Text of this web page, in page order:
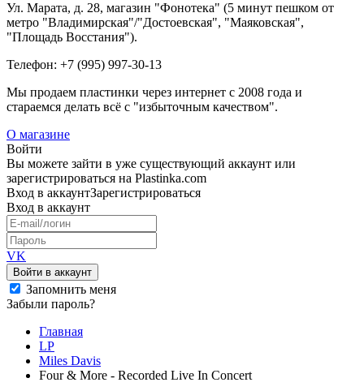
Ул. Марата, д. 28, магазин "Фонотека" (5 минут пешком от
метро "Владимирская"/"Достоевская", "Маяковская",
"Площадь Восстания").
Телефон: +7 (995) 997-30-13
Мы продаем пластинки через интернет c 2008 года и
стараемся делать всё с "избыточным качеством".
О магазине
Войти
Вы можете зайти в уже существующий аккаунт или
зарегистрироваться на Plastinka.com
Вход в аккаунтЗарегистрироваться
Вход в аккаунт
VK
Войти в аккаунт
Запомнить меня
Забыли пароль?
Главная
LP
Miles Davis
Four & More - Recorded Live In Concert